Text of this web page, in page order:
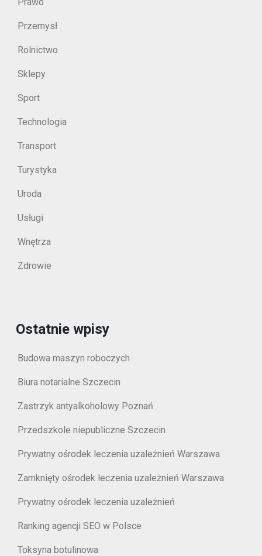
Przemysł
Rolnictwo
Sklepy
Sport
Technologia
Transport
Turystyka
Uroda
Usługi
Wnętrza
Zdrowie
Ostatnie wpisy
Budowa maszyn roboczych
Biura notarialne Szczecin
Zastrzyk antyalkoholowy Poznań
Przedszkole niepubliczne Szczecin
Prywatny ośrodek leczenia uzależnień Warszawa
Zamknięty ośrodek leczenia uzależnień Warszawa
Prywatny ośrodek leczenia uzależnień
Ranking agencji SEO w Polsce
Toksyna botulinowa